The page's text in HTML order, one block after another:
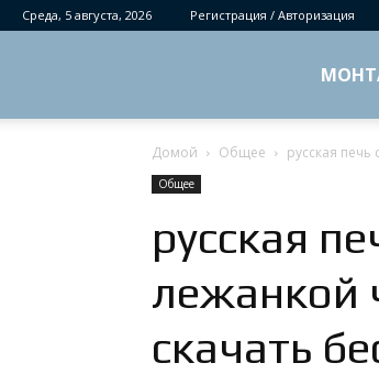
Среда, 5 августа, 2026 Регистрация / Авторизация
Домой Общее русская
Общее
русская
лежанкой
скачать